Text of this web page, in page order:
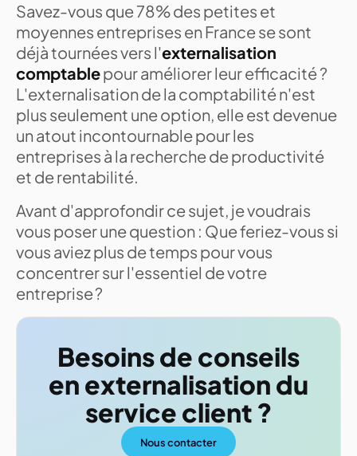
Savez-vous que 78% des petites et
moyennes entreprises en France se sont
déjà tournées vers l'externalisation
comptablepour améliorer leur efficacité ?
L'externalisation de la comptabilité n'est
plus seulement une option, elle est devenue
un atout incontournable pour les
entreprises à la recherche de productivité
et de rentabilité.
Avant d'approfondir ce sujet, je voudrais
vous poser une question : Que feriez-vous si
vous aviez plus de temps pour vous
concentrer sur l'essentiel de votre
entreprise ?
Besoins de conseils
en externalisation du
service client ?
Nous contacter